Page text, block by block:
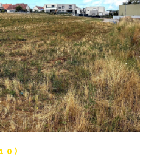
LE BIEN
Piscine
Parking
Terrasse